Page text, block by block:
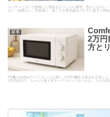
マッサージガンで後悔した理由を口コミから整理。音がうるさい
ない・効果ない」失敗例と、肩こりや育児疲れのケアに役立つ理
家事
2万円
方と
PR🐈 Comfeeオーブンレンジは買い？評判 機能 注意点を正直レ
2万円以内で、ちゃんと使えるオーブンレンジないかな… そんな時